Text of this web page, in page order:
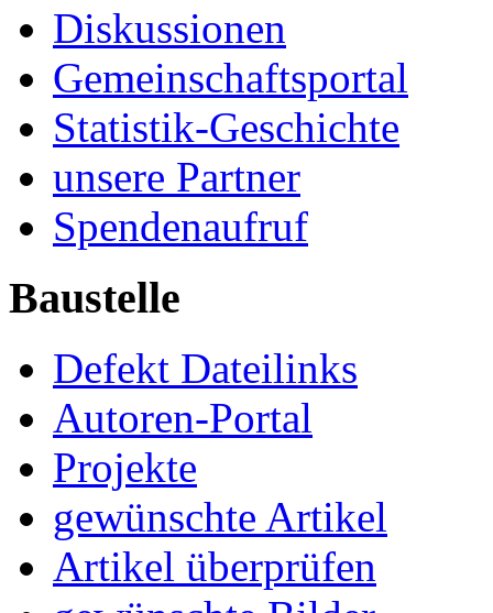
Diskussionen
Gemeinschaftsportal
Statistik-Geschichte
unsere Partner
Spendenaufruf
Baustelle
Defekt Dateilinks
Autoren-Portal
Projekte
gewünschte Artikel
Artikel überprüfen